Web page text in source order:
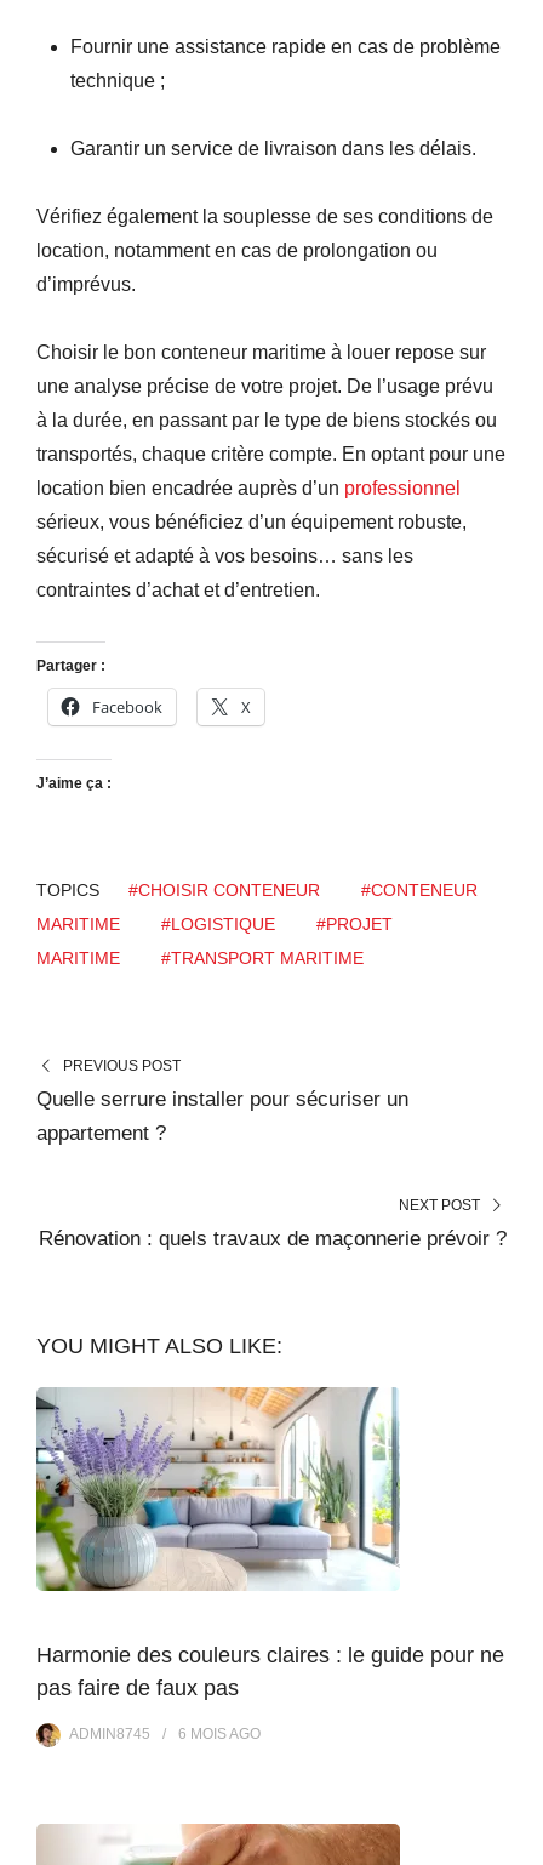
Fournir une assistance rapide en cas de problème
technique ;
Garantir un service de livraison dans les délais.
Vérifiez également la souplesse de ses conditions de
location, notamment en cas de prolongation ou
d’imprévus.
Choisir le bon conteneur maritime à louer repose sur
une analyse précise de votre projet. De l’usage prévu
à la durée, en passant par le type de biens stockés ou
transportés, chaque critère compte. En optant pour une
location bien encadrée auprès d’un professionnel
sérieux, vous bénéficiez d’un équipement robuste,
sécurisé et adapté à vos besoins… sans les
contraintes d’achat et d’entretien.
Partager :
Facebook X
J’aime ça :
TOPICS #CHOISIR CONTENEUR
#CONTENEUR
MARITIME
#LOGISTIQUE
#PROJET
MARITIME
#TRANSPORT MARITIME
PREVIOUS POST
Quelle serrure installer pour sécuriser un
appartement ?
NEXT POST
Rénovation : quels travaux de maçonnerie prévoir ?
YOU MIGHT ALSO LIKE:
Harmonie des couleurs claires : le guide pour ne
pas faire de faux pas
ADMIN8745 6 MOISAGO